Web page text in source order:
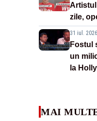
Artistul
zile,
31 iul.
Fostul
un
la
MAI